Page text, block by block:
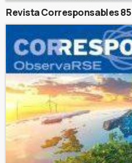
Revista Corresponsables 85